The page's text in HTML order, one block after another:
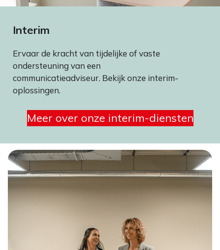
Interim
Ervaar de kracht van tijdelijke of vaste
ondersteuning van een
communicatieadviseur. Bekijk onze interim-
oplossingen.
Meer over onze interim-diensten